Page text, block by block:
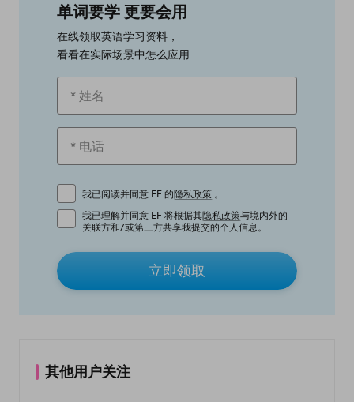
单词要学 更要会用
在线领取英语学习资料，
看看在实际场景中怎么应用
我已阅读并同意 EF 的隐私政策 。
我已理解并同意 EF 将根据其隐私政策与境内外的
关联方和/或第三方共享我提交的个人信息。
立即领取
其他用户关注